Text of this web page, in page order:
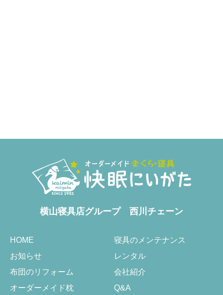
横山寝具店グループ 西川チェーン
HOME
お知らせ
布団のリフォーム
オーダーメイド枕
寝具のメンテナンス
レンタル
会社紹介
Q&A